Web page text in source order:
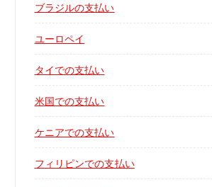
ブラジルの支払い
ユーロペイ
タイでの支払い
米国での支払い
ケニアでの支払い
フィリピンでの支払い